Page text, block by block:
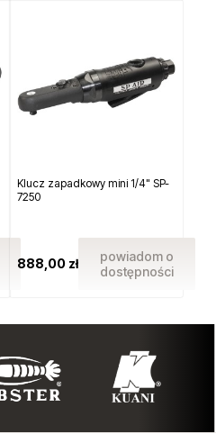
Klucz zapadkowy mini 1/4" SP-
7250
888,00 zł
powiadom o
dostępności